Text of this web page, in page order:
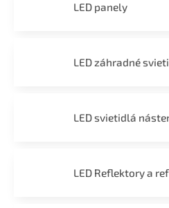
LED panely
LED záhradné
LED svietidlá
LED Reflektory a